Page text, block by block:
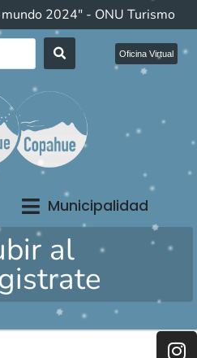
2024" - ONU Turismo
Oficina Virtual
Municipalidad
al